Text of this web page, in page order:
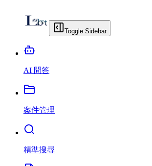
Toggle Sidebar
AI 問答
案件管理
精準搜尋